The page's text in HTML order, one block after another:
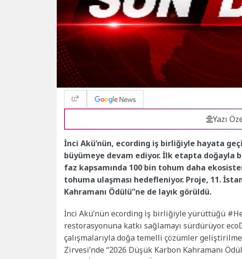
Yazı
İnci Akü’nün, ecording iş birliğiyle hayata
büyümeye devam ediyor. İlk etapta doğayla
faz kapsamında 100 bin tohum daha
tohuma ulaşması hedefleniyor. Proje, 11.
Kahramanı Ödülü”ne de layık görüldü.
İnci Akü’nün ecording iş birliğiyle yürüttüğü
restorasyonuna katkı sağlamayı sürdürüyor.
çalışmalarıyla doğa temelli çözümler
Zirvesi’nde “2026 Düşük Karbon Kahramanı